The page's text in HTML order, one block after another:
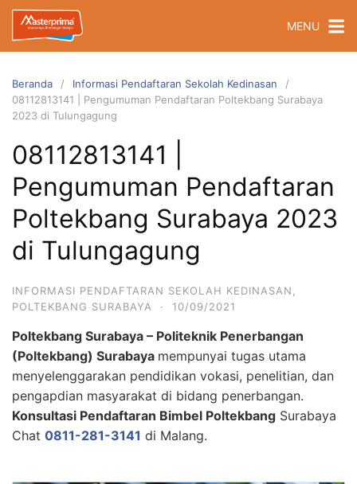
Langsung
konten
MENU
Beranda
Informasi Pendaftaran Sekolah Kedinasan
08112813141 | Pengumuman Pendaftaran Poltekbang Surabaya
2023 di Tulungagung
08112813141 |
Pengumuman Pendaftaran
Poltekbang Surabaya 2023
di Tulungagung
INFORMASI PENDAFTARAN SEKOLAH KEDINASAN
POLTEKBANG SURABAYA
· 10/09/2021
Poltekbang Surabaya – Politeknik Penerbangan
(Poltekbang) Surabaya mempunyai tugas utama
menyelenggarakan pendidikan vokasi, penelitian, dan
pengapdian masyarakat di bidang penerbangan.
Konsultasi Pendaftaran Bimbel Poltekbang Surabaya
Chat 0811-281-3141 di Malang.